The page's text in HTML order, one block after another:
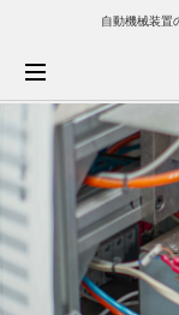
自動機械装置